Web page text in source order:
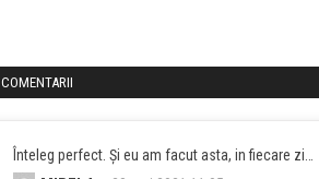
COMENTARII
Înteleg perfect. Și eu am facut asta, in fiecare zi…